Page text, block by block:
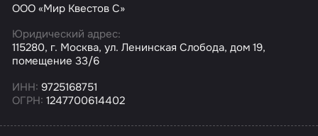
ООО «Мир Квестов С»
Юридический адрес:
115280, г. Москва, ул. Ленинская Слобода, дом 19,
помещение 33/6
ИНН: 9725168751
ОГРН: 1247700614402